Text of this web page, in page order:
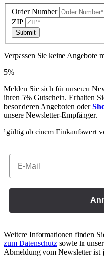
Order Number
ZIP
Submit
Verpassen Sie keine Angebote
5%
Melden Sie sich für unseren
ihren 5% Gutschein. Erhalten
besonderen Angeboten oder
unsere Newsletter-Empfänger.
¹gültig ab einem Einkaufswert
Email
Weitere Informationen finden
zum Datenschutz sowie in
Abmeldung vom Newsletter ist